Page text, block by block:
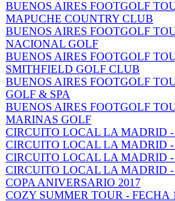
BUENOS AIRES FOOTGOLF
MAPUCHE COUNTRY CLUB
BUENOS AIRES FOOTGOLF
NACIONAL GOLF
BUENOS AIRES FOOTGOLF
SMITHFIELD GOLF CLUB
BUENOS AIRES FOOTGOLF
GOLF & SPA
BUENOS AIRES FOOTGOLF
MARINAS GOLF
CIRCUITO LOCAL LA MADRID -
CIRCUITO LOCAL LA MADRID -
CIRCUITO LOCAL LA MADRID -
CIRCUITO LOCAL LA MADRID -
COPA ANIVERSARIO 2017
COZY SUMMER TOUR - FECHA